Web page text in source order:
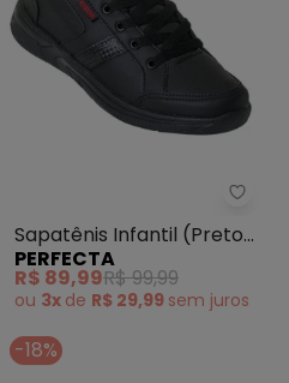
Sapatênis Infantil (Preto)
em Sintético
PERFECTA
R$ 89,99R$ 99,99
ou 3x de R$ 29,99 sem juros
-18%